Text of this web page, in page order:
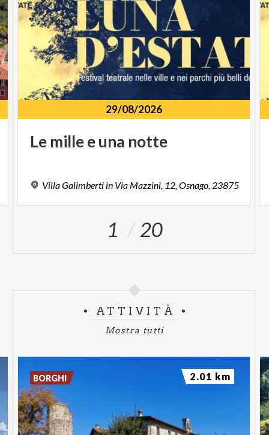
29/08/2026
Le milleeuna notte
VillaGalimberti in Via Mazzini, 12, Osnago, 23875
1 20
ATTIVITÀ
Mostra tutti
BORGHI 2.01 km